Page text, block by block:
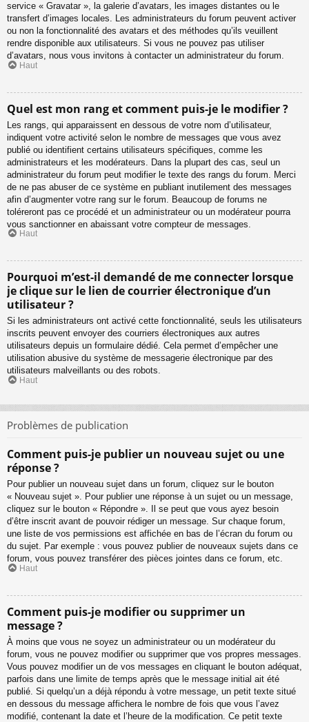
service « Gravatar », la galerie d’avatars, les images distantes ou le
transfert d’images locales. Les administrateurs du forum peuvent activer
ou non la fonctionnalité des avatars et des méthodes qu’ils veuillent
rendre disponible aux utilisateurs. Si vous ne pouvez pas utiliser
d’avatars, nous vous invitons à contacter un administrateur du forum.
Haut
Quel est mon rang et comment puis-je le modifier ?
Les rangs, qui apparaissent en dessous de votre nom d’utilisateur,
indiquent votre activité selon le nombre de messages que vous avez
publié ou identifient certains utilisateurs spécifiques, comme les
administrateurs et les modérateurs. Dans la plupart des cas, seul un
administrateur du forum peut modifier le texte des rangs du forum. Merci
de ne pas abuser de ce système en publiant inutilement des messages
afin d’augmenter votre rang sur le forum. Beaucoup de forums ne
toléreront pas ce procédé et un administrateur ou un modérateur pourra
vous sanctionner en abaissant votre compteur de messages.
Haut
Pourquoi m’est-il demandé de me connecter lorsque
je clique sur le lien de courrier électronique d’un
utilisateur ?
Si les administrateurs ont activé cette fonctionnalité, seuls les utilisateurs
inscrits peuvent envoyer des courriers électroniques aux autres
utilisateurs depuis un formulaire dédié. Cela permet d’empêcher une
utilisation abusive du système de messagerie électronique par des
utilisateurs malveillants ou des robots.
Haut
Problèmes de publication
Comment puis-je publier un nouveau sujet ou une
réponse ?
Pour publier un nouveau sujet dans un forum, cliquez sur le bouton
« Nouveau sujet ». Pour publier une réponse à un sujet ou un message,
cliquez sur le bouton « Répondre ». Il se peut que vous ayez besoin
d’être inscrit avant de pouvoir rédiger un message. Sur chaque forum,
une liste de vos permissions est affichée en bas de l’écran du forum ou
du sujet. Par exemple : vous pouvez publier de nouveaux sujets dans ce
forum, vous pouvez transférer des pièces jointes dans ce forum, etc.
Haut
Comment puis-je modifier ou supprimer un
message ?
À moins que vous ne soyez un administrateur ou un modérateur du
forum, vous ne pouvez modifier ou supprimer que vos propres messages.
Vous pouvez modifier un de vos messages en cliquant le bouton adéquat,
parfois dans une limite de temps après que le message initial ait été
publié. Si quelqu’un a déjà répondu à votre message, un petit texte situé
en dessous du message affichera le nombre de fois que vous l’avez
modifié, contenant la date et l’heure de la modification. Ce petit texte